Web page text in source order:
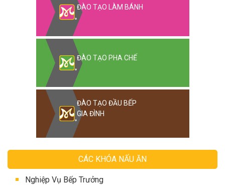
ĐÀO TẠO LÀM BÁNH
ĐÀO TẠO PHA CHẾ
ĐÀO TẠO ĐẦU BẾP
GIA ĐÌNH
CÁC KHÓA NẤU ĂN
Nghiệp Vụ Bếp Trưởng